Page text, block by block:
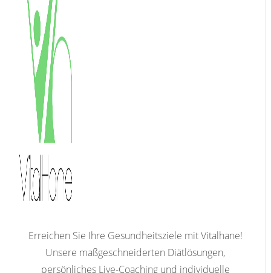
Erreichen Sie Ihre Gesundheitsziele mit Vitalhane!
Unsere maßgeschneiderten Diätlösungen,
persönliches Live-Coaching und individuelle